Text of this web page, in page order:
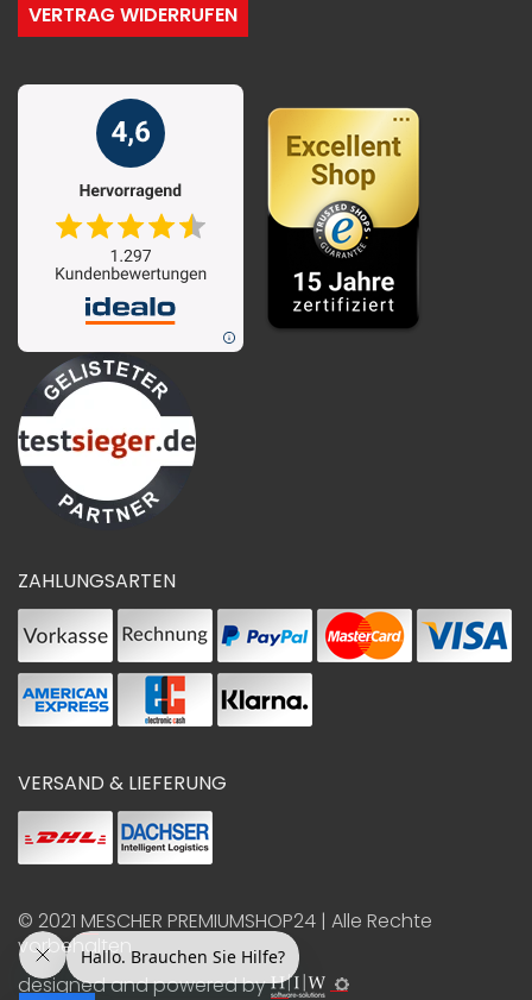
VERTRAG WIDERRUFEN
ZAHLUNGSARTEN
VERSAND & LIEFERUNG
© 2021 MESCHER PREMIUMSHOP24 | Alle Rechte
vorbehalten
designed and powered by